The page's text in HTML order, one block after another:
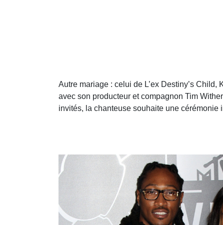
Autre mariage : celui de L’ex Destiny’s
avec son producteur et compagnon Tim
invités, la chanteuse souhaite une cérémonie